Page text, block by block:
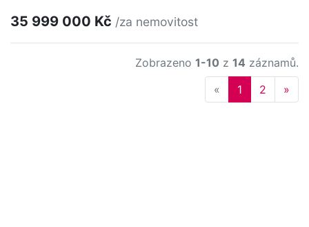
35 999 000 Kč /za nemovitost
Zobrazeno 1-10 z 14 záznamů.
« Previous
1 2 »